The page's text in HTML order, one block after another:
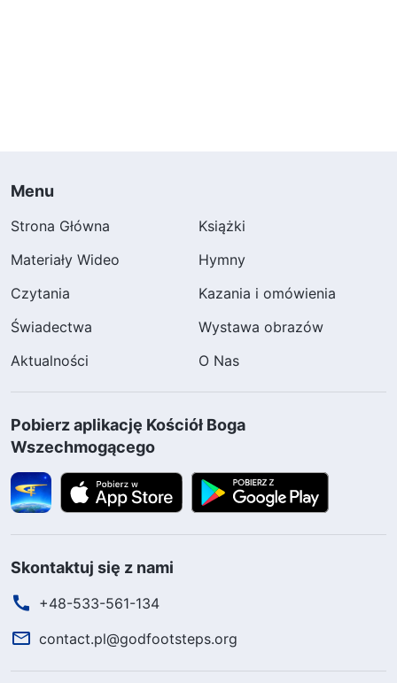
Menu
Strona Główna
Książki
Materiały Wideo
Hymny
Czytania
Kazania i omówienia
Świadectwa
Wystawa obrazów
Aktualności
O Nas
Pobierz aplikację Kościół Boga
Wszechmogącego
Skontaktuj się z nami
+48-533-561-134
contact.pl@godfootsteps.org